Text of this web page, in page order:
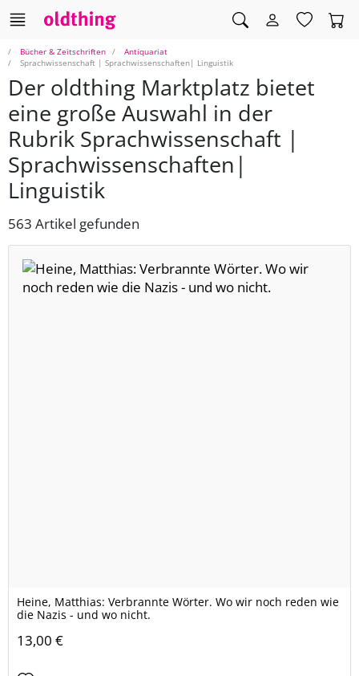
Bücher & Zeitschriften
Antiquariat
Sprachwissenschaft | Sprachwissenschaften| Linguistik
Der oldthing Marktplatz bietet
eine große Auswahl in der
Rubrik Sprachwissenschaft |
Sprachwissenschaften|
Linguistik
563 Artikel gefunden
Heine, Matthias: Verbrannte Wörter. Wo wir noch reden wie
die Nazis - und wo nicht.
13,00 €